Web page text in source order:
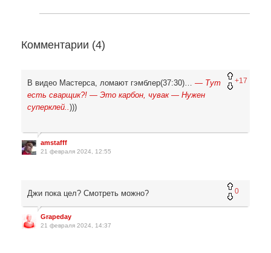
Комментарии (4)
+17
В видео Мастерса, ломают гэмблер(37:30)… — Тут
есть сварщик?! — Это карбон, чувак — Нужен
суперклей.. )))
amstafff
21 февраля 2024, 12:55
0
Джи пока цел? Смотреть можно?
Grapeday
21 февраля 2024, 14:37